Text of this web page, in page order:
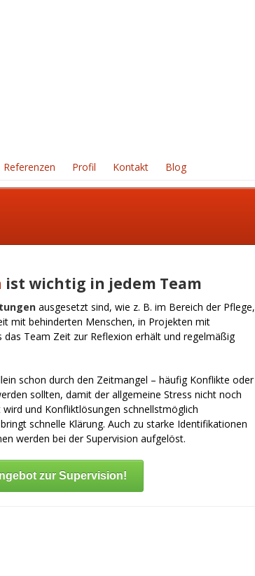
Referenzen Profil Kontakt Blog
ist wichtig in jedem Team
ausgesetzt sind, wie z. B. im Bereich der Pflege,
mit behinderten Menschen, in Projekten mit
Team Zeit zur Reflexion erhält und regelmäßig
schon durch den Zeitmangel – häufig Konflikte oder
sollten, damit der allgemeine Stress nicht noch
wird und Konfliktlösungen schnellstmöglich
schnelle Klärung. Auch zu starke Identifikationen
werden bei der Supervision aufgelöst.
zur Supervision!